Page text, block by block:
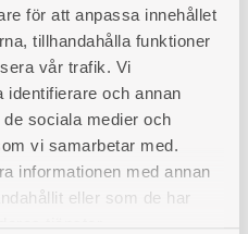
för att anpassa innehållet
tillhandahålla funktioner
vår trafik. Vi
identifierare och annan
sociala medier och
vi samarbetar med.
informationen med annan
eller som de har
VEDSPISAR,JOSEF